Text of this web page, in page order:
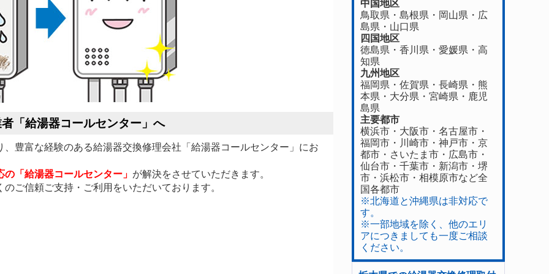
「給湯器コールセンター」へ
豊富な経験のある給湯器交換修理会社「給湯器コールセンター」にお
の「給湯器コールセンター」 が解決をさせていただきます。
ご信頼ご支持・ご利用をいただいております。
中国地区
鳥取県 ・ 島根県 ・ 岡山県 ・ 広
島県 ・ 山口県
四国地区
徳島県 ・香川県・ 愛媛県 ・ 高
知県
九州地区
福岡県 ・ 佐賀県 ・長崎県・ 熊
本県 ・ 大分県 ・ 宮崎県 ・ 鹿児
島県
主要都市
横浜市・大阪市・名古屋市・
福岡市・川崎市・神戸市・京
都市・さいたま市・広島市・
仙台市・千葉市・新潟市・堺
市・浜松市・相模原市など全
国各都市
※北海道と沖縄県は非対応で
す。
※一部地域を除く、他のエリ
アにつきましても一度ご相談
ください。